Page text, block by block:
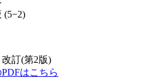
(5−2)
改訂(第2版)
はこちら